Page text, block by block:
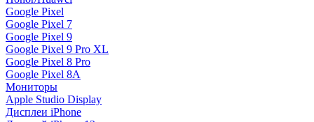
Google Pixel
Google Pixel 7
Google Pixel 9
Google Pixel 9 Pro XL
Google Pixel 8 Pro
Google Pixel 8A
Мониторы
Apple Studio Display
Дисплеи iPhone